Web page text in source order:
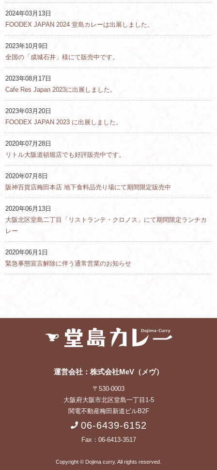
2024年03月13日
FOODEX JAPAN 2024 堂島カレーは出展しました。
2023年10月9日
全国の「成城石井」様にて販売中です。
2023年08月17日
Cafe Res Japan 2023に出展しました。
2023年03月20日
FOODEX JAPAN 2023 に出展しました。
2020年07月28日
リトル大阪道頓堀店でも好評販売中です。
2020年07月8日
阪神百貨店梅田本店 地下食料品売り場にて期間限定販売中
2020年06月13日
大阪北区堂島二丁目「リストランテ・クロノス」にて期間限定ランチカ
レー
2020年06月1日
緊急事態宣言解除に伴う通常営業のお知らせ
運営会社：株式会社MeV（メヴ）
〒530-0003
大阪府大阪市北区堂島一丁目1-5
関電不動産梅田新道ビルB2F
06-6439-6152
Fax：06-6413-3517
Copyright © Dojima curry. All rights reserved.